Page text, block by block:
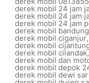
derek mobil 24 jam
derek mobil 24 jam
derek mobil 24 jam
derek mobil bandung
derek mobil ciganjur,
derek mobil
derek mobil cilandak,
derek mobil dan
derek mobil depok
derek mobil dewi